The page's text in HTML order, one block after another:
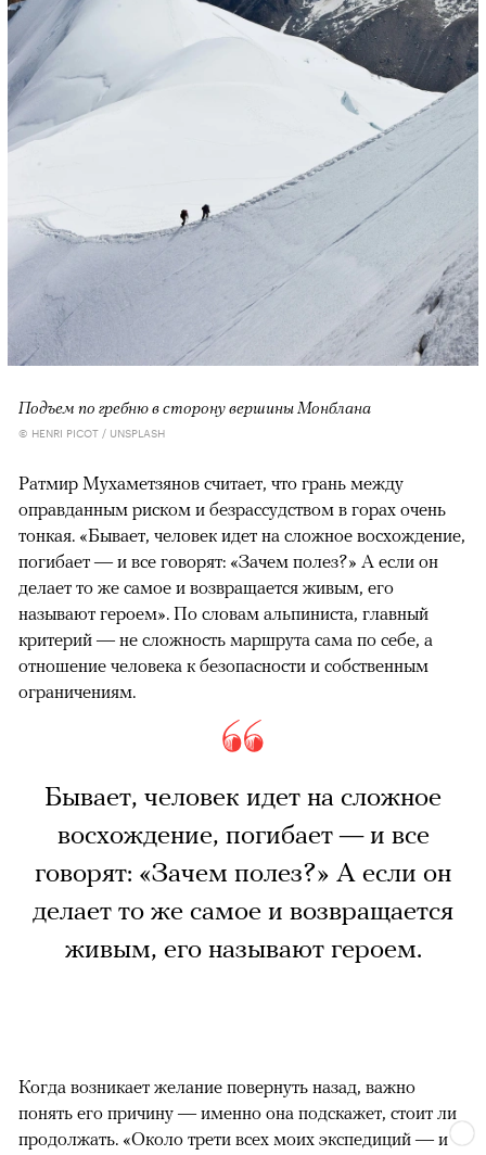
Подъем по гребню в сторону вершины Монблана
© HENRI PICOT / UNSPLASH
Ратмир Мухаметзянов считает, что грань между
оправданным риском и безрассудством в горах очень
тонкая. «Бывает, человек идет на сложное восхождение,
погибает — и все говорят: «Зачем полез?» А если он
делает то же самое и возвращается живым, его
называют героем». По словам альпиниста, главный
критерий — не сложность маршрута сама по себе, а
отношение человека к безопасности и собственным
ограничениям.
Бывает, человек идет на сложное
восхождение, погибает — и все
говорят: «Зачем полез?» А если он
делает то же самое и возвращается
живым, его называют героем.
Когда возникает желание повернуть назад, важно
понять его причину — именно она подскажет, стоит ли
продолжать. «Около трети всех моих экспедиций — и